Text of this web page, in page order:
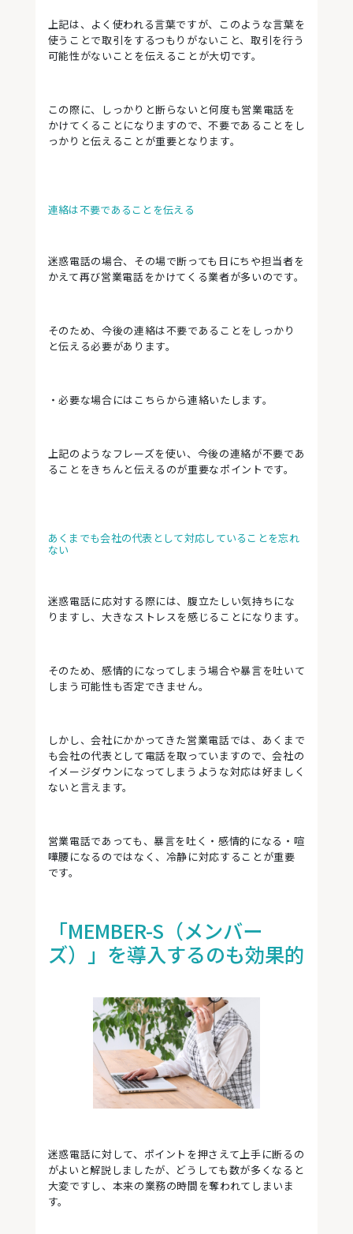
上記は、よく使われる言葉ですが、このような言葉を
使うことで取引をするつもりがないこと、取引を行う
可能性がないことを伝えることが大切です。
この際に、しっかりと断らないと何度も営業電話を
かけてくることになりますので、不要であることをし
っかりと伝えることが重要となります。
連絡は不要であることを伝える
迷惑電話の場合、その場で断っても日にちや担当者を
かえて再び営業電話をかけてくる業者が多いのです。
そのため、今後の連絡は不要であることをしっかり
と伝える必要があります。
・必要な場合にはこちらから連絡いたします。
上記のようなフレーズを使い、今後の連絡が不要であ
ることをきちんと伝えるのが重要なポイントです。
あくまでも会社の代表として対応していることを忘れ
ない
迷惑電話に応対する際には、腹立たしい気持ちにな
りますし、大きなストレスを感じることになります。
そのため、感情的になってしまう場合や暴言を吐いて
しまう可能性も否定できません。
しかし、会社にかかってきた営業電話では、あくまで
も会社の代表として電話を取っていますので、会社の
イメージダウンになってしまうような対応は好ましく
ないと言えます。
営業電話であっても、暴言を吐く・感情的になる・喧
嘩腰になるのではなく、冷静に対応することが重要
です。
「MEMBER-S（メンバー
ズ）」を導入するのも効果的
迷惑電話に対して、ポイントを押さえて上手に断るの
がよいと解説しましたが、どうしても数が多くなると
大変ですし、本来の業務の時間を奪われてしまいま
す。